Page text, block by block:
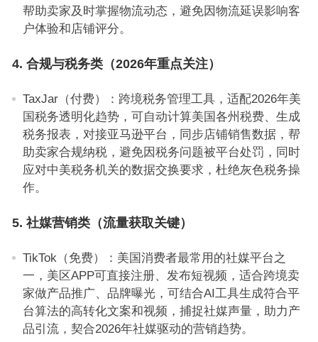
帮助卖家及时掌握物流动态，避免因物流延误影响客
户体验和店铺评分。
4. 合规与税务类（2026年重点关注）
TaxJar（付费）：跨境税务管理工具，适配2026年美
国税务透明化趋势，可自动计算美国各州税费、生成
税务报表，对接亚马逊平台，同步店铺销售数据，帮
助卖家合规纳税，避免因税务问题被平台处罚，同时
应对中美税务机关的数据交换要求，杜绝灰色税务操
作。
5. 社媒营销类（流量获取关键）
TikTok（免费）：美国消费者最常用的社媒平台之
一，美区APP可直接注册、发布短视频，适合跨境卖
家做产品推广、品牌曝光，可结合AI工具生成符合平
台算法的高转化文案和视频，捕捉社媒声量，助力产
品引流，契合2026年社媒驱动的营销趋势。